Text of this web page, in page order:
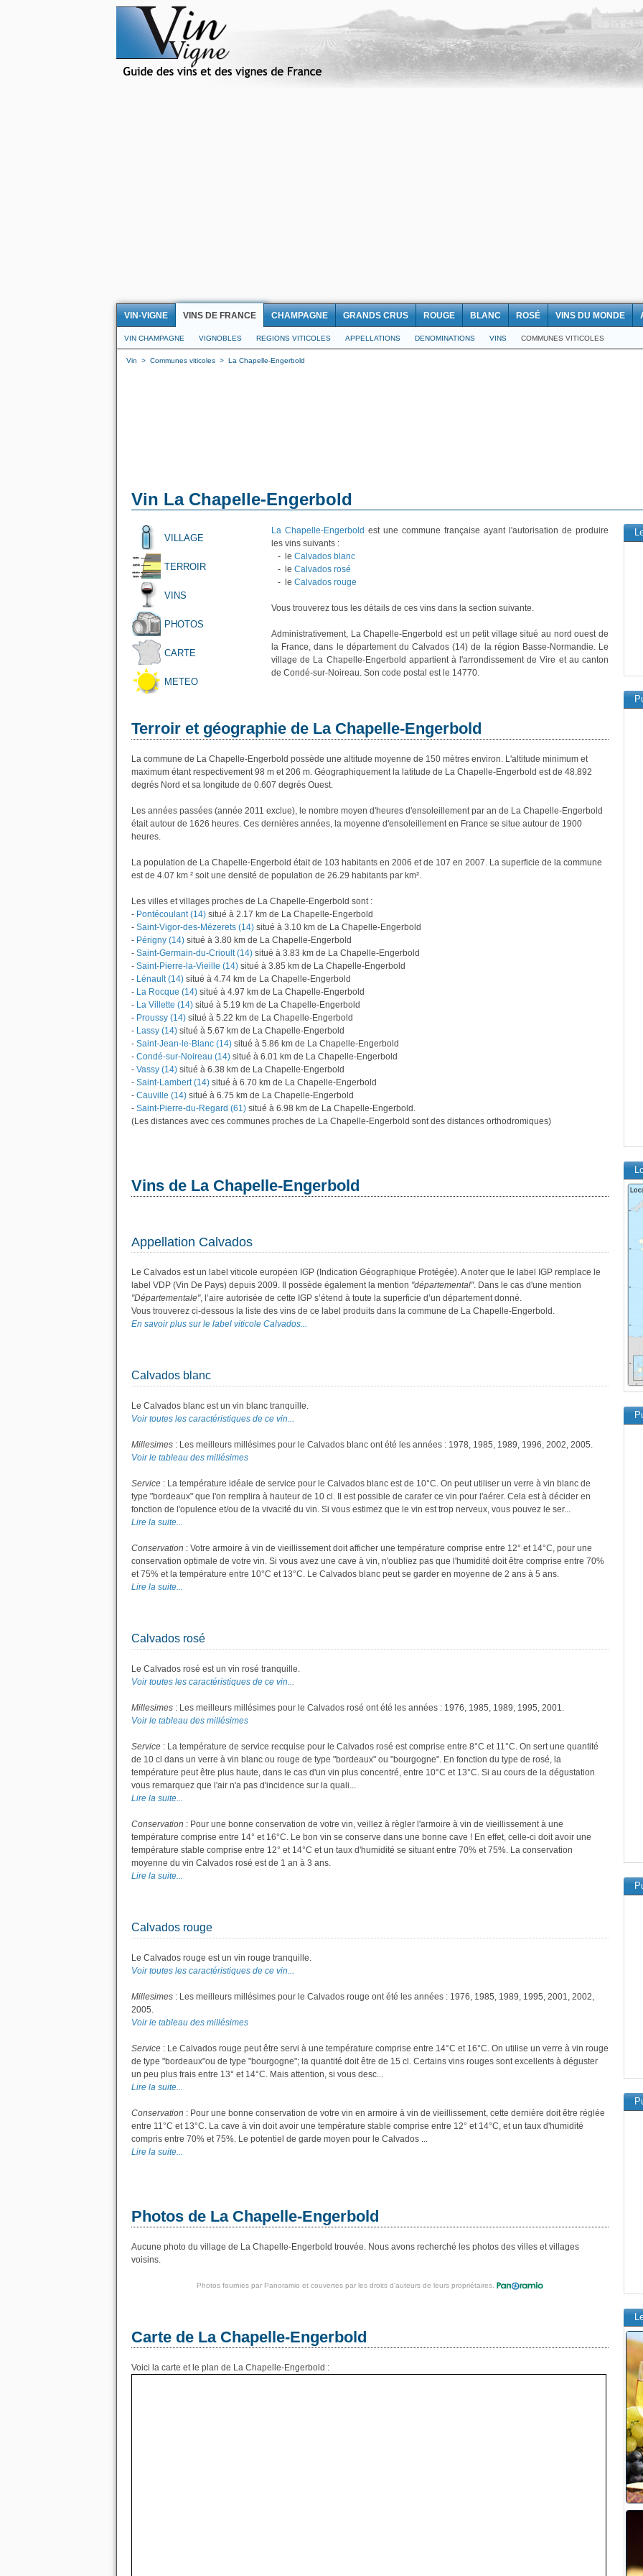
VIN-VIGNE VINS DE FRANCE CHAMPAGNE GRANDS CRUS ROUGE BLANC ROSÉ VINS DU MONDE
VIN CHAMPAGNE VIGNOBLES REGIONS VITICOLES APPELLATIONS DENOMINATIONS VINS COMMUNES VITICOLES
Vin > Communes viticoles > La Chapelle-Engerbold
Vin La Chapelle-Engerbold
VILLAGE
TERROIR
VINS
PHOTOS
CARTE
METEO
La Chapelle-Engerbold est une commune française ayant l'autorisation de produire
les vins suivants :
- le Calvados blanc
- le Calvados rosé
- le Calvados rouge
Vous trouverez tous les détails de ces vins dans la section suivante.
Administrativement, La Chapelle-Engerbold est un petit village situé au nord ouest de
la France, dans le département du Calvados (14) de la région Basse-Normandie. Le
village de La Chapelle-Engerbold appartient à l'arrondissement de Vire et au canton
de Condé-sur-Noireau. Son code postal est le 14770.
Terroir et géographie de La Chapelle-Engerbold
La commune de La Chapelle-Engerbold possède une altitude moyenne de 150 mètres environ. L'altitude minimum et
maximum étant respectivement 98 m et 206 m. Géographiquement la latitude de La Chapelle-Engerbold est de 48.892
degrés Nord et sa longitude de 0.607 degrés Ouest.
Les années passées (année 2011 exclue), le nombre moyen d'heures d'ensoleillement par an de La Chapelle-Engerbold
était autour de 1626 heures. Ces dernières années, la moyenne d'ensoleillement en France se situe autour de 1900
heures.
La population de La Chapelle-Engerbold était de 103 habitants en 2006 et de 107 en 2007. La superficie de la commune
est de 4.07 km ² soit une densité de population de 26.29 habitants par km².
Les villes et villages proches de La Chapelle-Engerbold sont :
- Pontécoulant (14) situé à 2.17 km de La Chapelle-Engerbold
- Saint-Vigor-des-Mézerets (14) situé à 3.10 km de La Chapelle-Engerbold
- Périgny (14) situé à 3.80 km de La Chapelle-Engerbold
- Saint-Germain-du-Crioult (14) situé à 3.83 km de La Chapelle-Engerbold
- Saint-Pierre-la-Vieille (14) situé à 3.85 km de La Chapelle-Engerbold
- Lénault (14) situé à 4.74 km de La Chapelle-Engerbold
- La Rocque (14) situé à 4.97 km de La Chapelle-Engerbold
- La Villette (14) situé à 5.19 km de La Chapelle-Engerbold
- Proussy (14) situé à 5.22 km de La Chapelle-Engerbold
- Lassy (14) situé à 5.67 km de La Chapelle-Engerbold
- Saint-Jean-le-Blanc (14) situé à 5.86 km de La Chapelle-Engerbold
- Condé-sur-Noireau (14) situé à 6.01 km de La Chapelle-Engerbold
- Vassy (14) situé à 6.38 km de La Chapelle-Engerbold
- Saint-Lambert (14) situé à 6.70 km de La Chapelle-Engerbold
- Cauville (14) situé à 6.75 km de La Chapelle-Engerbold
- Saint-Pierre-du-Regard (61) situé à 6.98 km de La Chapelle-Engerbold.
(Les distances avec ces communes proches de La Chapelle-Engerbold sont des distances orthodromiques)
Vins de La Chapelle-Engerbold
Appellation Calvados
Le Calvados est un label viticole européen IGP (Indication Géographique Protégée). A noter que le label IGP remplace le
label VDP (Vin De Pays) depuis 2009. Il possède également la mention "départemental". Dans le cas d'une mention
"Départementale", l’aire autorisée de cette IGP s’étend à toute la superficie d’un département donné.
Vous trouverez ci-dessous la liste des vins de ce label produits dans la commune de La Chapelle-Engerbold.
En savoir plus sur le label viticole Calvados...
Calvados blanc
Le Calvados blanc est un vin blanc tranquille.
Voir toutes les caractéristiques de ce vin...
Millesimes : Les meilleurs millésimes pour le Calvados blanc ont été les années : 1978, 1985, 1989, 1996, 2002, 2005.
Voir le tableau des millésimes
Service : La température idéale de service pour le Calvados blanc est de 10°C. On peut utiliser un verre à vin blanc de
type "bordeaux" que l'on remplira à hauteur de 10 cl. Il est possible de carafer ce vin pour l'aérer. Cela est à décider en
fonction de l'opulence et/ou de la vivacité du vin. Si vous estimez que le vin est trop nerveux, vous pouvez le ser...
Lire la suite...
Conservation : Votre armoire à vin de vieillissement doit afficher une température comprise entre 12° et 14°C, pour une
conservation optimale de votre vin. Si vous avez une cave à vin, n'oubliez pas que l'humidité doit être comprise entre 70%
et 75% et la température entre 10°C et 13°C. Le Calvados blanc peut se garder en moyenne de 2 ans à 5 ans.
Lire la suite...
Calvados rosé
Le Calvados rosé est un vin rosé tranquille.
Voir toutes les caractéristiques de ce vin...
Millesimes : Les meilleurs millésimes pour le Calvados rosé ont été les années : 1976, 1985, 1989, 1995, 2001.
Voir le tableau des millésimes
Service : La température de service recquise pour le Calvados rosé est comprise entre 8°C et 11°C. On sert une quantité
de 10 cl dans un verre à vin blanc ou rouge de type "bordeaux" ou "bourgogne". En fonction du type de rosé, la
température peut être plus haute, dans le cas d'un vin plus concentré, entre 10°C et 13°C. Si au cours de la dégustation
vous remarquez que l'air n'a pas d'incidence sur la quali...
Lire la suite...
Conservation : Pour une bonne conservation de votre vin, veillez à règler l'armoire à vin de vieillissement à une
température comprise entre 14° et 16°C. Le bon vin se conserve dans une bonne cave ! En effet, celle-ci doit avoir une
température stable comprise entre 12° et 14°C et un taux d'humidité se situant entre 70% et 75%. La conservation
moyenne du vin Calvados rosé est de 1 an à 3 ans.
Lire la suite...
Calvados rouge
Le Calvados rouge est un vin rouge tranquille.
Voir toutes les caractéristiques de ce vin...
Millesimes : Les meilleurs millésimes pour le Calvados rouge ont été les années : 1976, 1985, 1989, 1995, 2001, 2002,
2005.
Voir le tableau des millésimes
Service : Le Calvados rouge peut être servi à une température comprise entre 14°C et 16°C. On utilise un verre à vin rouge
de type "bordeaux"ou de type "bourgogne"; la quantité doit être de 15 cl. Certains vins rouges sont excellents à déguster
un peu plus frais entre 13° et 14°C. Mais attention, si vous desc...
Lire la suite...
Conservation : Pour une bonne conservation de votre vin en armoire à vin de vieillissement, cette dernière doit être réglée
entre 11°C et 13°C. La cave à vin doit avoir une température stable comprise entre 12° et 14°C, et un taux d'humidité
compris entre 70% et 75%. Le potentiel de garde moyen pour le Calvados ...
Lire la suite...
Photos de La Chapelle-Engerbold
Aucune photo du village de La Chapelle-Engerbold trouvée. Nous avons recherché les photos des villes et villages
voisins.
Photos fournies par Panoramio et couvertes par les droits d'auteurs de leurs propriétaires.
Carte de La Chapelle-Engerbold
Voici la carte et le plan de La Chapelle-Engerbold :